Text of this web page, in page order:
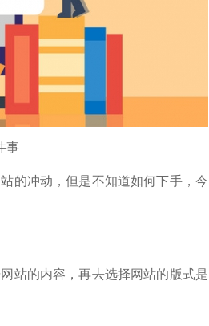
事
的冲动，但是不知道如何下手，今
站的内容，再去选择网站的版式是